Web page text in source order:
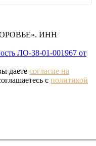
ИНН
ЛО-38-01-001967 от
даете согласие на
с политикой